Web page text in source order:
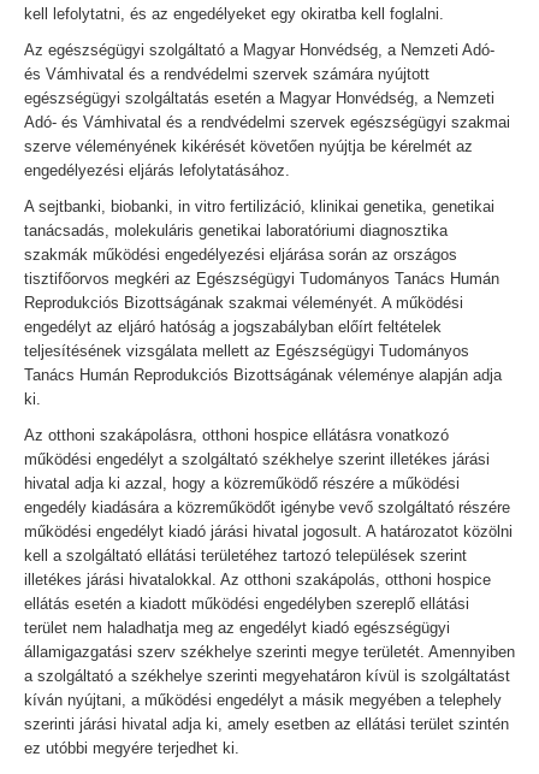
kell lefolytatni, és az engedélyeket egy okiratba kell foglalni.
Az egészségügyi szolgáltató a Magyar Honvédség, a Nemzeti Adó-
és Vámhivatal és a rendvédelmi szervek számára nyújtott
egészségügyi szolgáltatás esetén a Magyar Honvédség, a Nemzeti
Adó- és Vámhivatal és a rendvédelmi szervek egészségügyi szakmai
szerve véleményének kikérését követően nyújtja be kérelmét az
engedélyezési eljárás lefolytatásához.
A sejtbanki, biobanki, in vitro fertilizáció, klinikai genetika, genetikai
tanácsadás, molekuláris genetikai laboratóriumi diagnosztika
szakmák működési engedélyezési eljárása során az országos
tisztifőorvos megkéri az Egészségügyi Tudományos Tanács Humán
Reprodukciós Bizottságának szakmai véleményét. A működési
engedélyt az eljáró hatóság a jogszabályban előírt feltételek
teljesítésének vizsgálata mellett az Egészségügyi Tudományos
Tanács Humán Reprodukciós Bizottságának véleménye alapján adja
ki.
Az otthoni szakápolásra, otthoni hospice ellátásra vonatkozó
működési engedélyt a szolgáltató székhelye szerint illetékes járási
hivatal adja ki azzal, hogy a közreműködő részére a működési
engedély kiadására a közreműködőt igénybe vevő szolgáltató részére
működési engedélyt kiadó járási hivatal jogosult. A határozatot közölni
kell a szolgáltató ellátási területéhez tartozó települések szerint
illetékes járási hivatalokkal. Az otthoni szakápolás, otthoni hospice
ellátás esetén a kiadott működési engedélyben szereplő ellátási
terület nem haladhatja meg az engedélyt kiadó egészségügyi
államigazgatási szerv székhelye szerinti megye területét. Amennyiben
a szolgáltató a székhelye szerinti megyehatáron kívül is szolgáltatást
kíván nyújtani, a működési engedélyt a másik megyében a telephely
szerinti járási hivatal adja ki, amely esetben az ellátási terület szintén
ez utóbbi megyére terjedhet ki.